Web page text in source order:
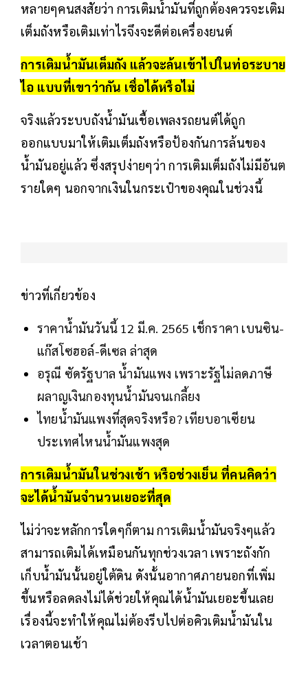
หลายๆคนสงสัยว่า การเติมน้ำมันที่ถูกต้องควรจะเติม
เต็มถังหรือเติมเท่าไรจึงจะดีต่อเครื่องยนต์
การเติมน้ำมันเต็มถัง แล้วจะล้นเข้าไปในท่อระบาย
ไอ แบบที่เขาว่ากัน เชื่อได้หรือไม่
จริงแล้วระบบถังน้ำมันเชื้อเพลงรถยนต์ได้ถูก
ออกแบบมาให้เติมเต็มถังหรือป้องกันการล้นของ
น้ำมันอยู่แล้ว ซึ่งสรุปง่ายๆว่า การเติมเต็มถังไม่มีอันต
รายใดๆ นอกจากเงินในกระเป๋าของคุณในช่วงนี้
ข่าวที่เกี่ยวข้อง
ราคาน้ำมันวันนี้ 12 มี.ค. 2565 เช็กราคา เบนซิน-
แก๊สโซฮอล์-ดีเซล ล่าสุด
อรุณี ซัดรัฐบาล น้ำมันแพง เพราะรัฐไม่ลดภาษี
ผลาญเงินกองทุนน้ำมันจนเกลี้ยง
ไทยน้ำมันแพงที่สุดจริงหรือ? เทียบอาเซียน
ประเทศไหนน้ำมันแพงสุด
การเติมน้ำมันในช่วงเช้า หรือช่วงเย็น ที่คนคิดว่า
จะได้น้ำมันจำนวนเยอะที่สุด
ไม่ว่าจะหลักการใดๆก็ตาม การเติมน้ำมันจริงๆแล้ว
สามารถเติมได้เหมือนกันทุกช่วงเวลา เพราะถังกัก
เก็บน้ำมันนั้นอยู่ใต้ดิน ดังนั้นอากาศภายนอกที่เพิ่ม
ขึ้นหรือลดลงไม่ได้ช่วยให้คุณได้น้ำมันเยอะขึ้นเลย
เรื่องนี้จะทำให้คุณไม่ต้องรีบไปต่อคิวเติมน้ำมันใน
เวลาตอนเช้า